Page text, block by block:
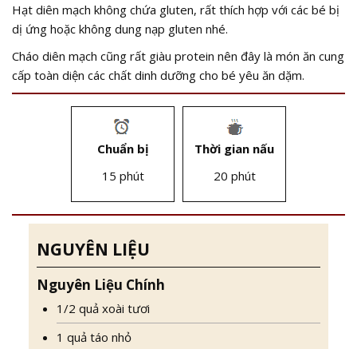
Hạt diên mạch không chứa gluten, rất thích hợp với các bé bị
dị ứng hoặc không dung nạp gluten nhé.
Cháo diên mạch cũng rất giàu protein nên đây là món ăn cung
cấp toàn diện các chất dinh dưỡng cho bé yêu ăn dặm.
Chuẩn bị
15 phút
Thời gian nấu
20 phút
NGUYÊN LIỆU
Nguyên Liệu Chính
1/2 quả xoài tươi
1 quả táo nhỏ